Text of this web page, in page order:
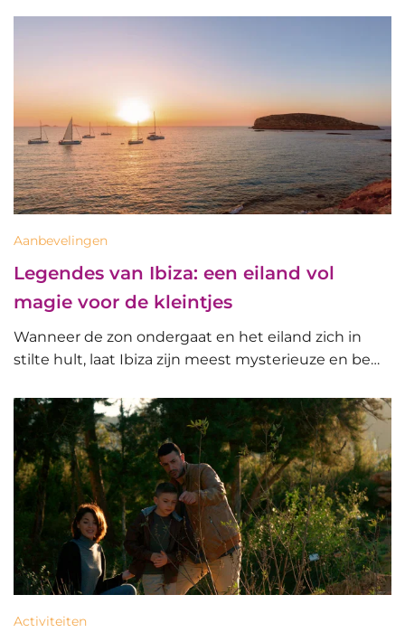
Aanbevelingen
Legendes van Ibiza: een eiland vol
magie voor de kleintjes
Wanneer de zon ondergaat en het eiland zich in
stilte hult, laat Ibiza zijn meest mysterieuze en be…
Activiteiten